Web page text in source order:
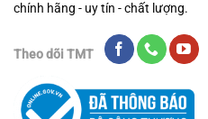
chính hãng - uy tín - chất lượng.
Theo dõi TMT